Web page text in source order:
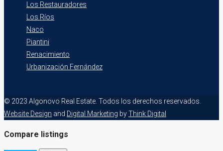
Los Restauradores
Los Ríos
Naco
Piantini
Renacimiento
Urbanización Fernández
© 2023 Algonovo Real Estate. Todos los derechos reservados.
Website Design and Digital Marketing byThink Digital
Compare listings